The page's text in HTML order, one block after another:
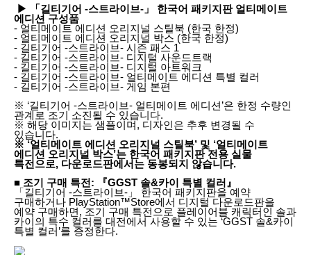
▶ 「길티기어 -스트라이브-」 한국어 패키지판 얼티메이트
에디션 구성품
- 얼티메이트 에디션 오리지널 스틸북 (한국 한정)
- 얼티메이트 에디션 오리지널 박스 (한국 한정)
- 길티기어 -스트라이브- 시즌 패스 1
- 길티기어 -스트라이브- 디지털 사운드트랙
- 길티기어 -스트라이브- 디지털 아트워크
- 길티기어 -스트라이브- 얼티메이트 에디션 특별 컬러
- 길티기어 -스트라이브- 게임 본편
※ ‘길티기어 -스트라이브- 얼티메이트 에디션’은 한정 수량인
관계로 조기 소진될 수 있습니다.
※ 해당 이미지는 샘플이며, 디자인은 추후 변경될 수
있습니다.
※ ‘얼티메이트 에디션 오리지널 스틸북’ 및 ‘얼티메이트
에디션 오리지널 박스’는 한국어 패키지판 전용 실물
특전으로, 다운로드판에서는 동봉되지 않습니다.
■ 조기 구매 특전: 『GGST 솔&카이 특별 컬러』
「길티기어 -스트라이브-」 한국어 패키지판을 예약
구매하거나 PlayStation™Store에서 디지털 다운로드판을
예약 구매하면, 조기 구매 특전으로 플레이어블 캐릭터인 솔과
카이의 특수 컬러를 대전에서 사용할 수 있는 ‘GGST 솔&카이
특별 컬러’를 증정한다.